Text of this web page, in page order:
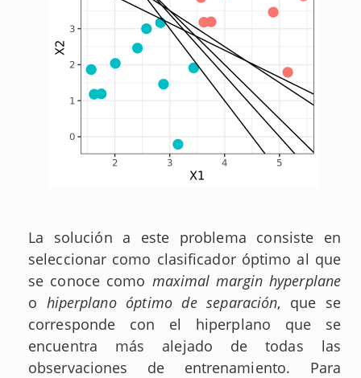
La solución a este problema consiste en
seleccionar como clasificador óptimo al que
se conoce como maximal margin hyperplane
o hiperplano óptimo de separación, que se
corresponde con el hiperplano que se
encuentra más alejado de todas las
observaciones de entrenamiento. Para